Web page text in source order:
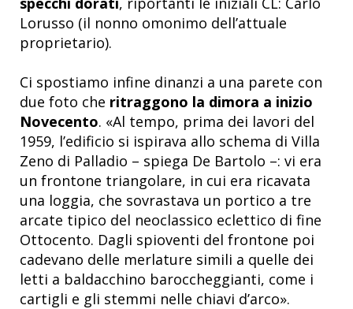
Lorusso (il nonno omonimo dell’attuale
proprietario).
Ci spostiamo infine dinanzi a una parete con
due foto che ritraggono la dimora a inizio
Novecento. «Al tempo, prima dei lavori del
1959, l’edificio si ispirava allo schema di Villa
Zeno di Palladio – spiega De Bartolo –: vi era
un frontone triangolare, in cui era ricavata
una loggia, che sovrastava un portico a tre
arcate tipico del neoclassico eclettico di fine
Ottocento. Dagli spioventi del frontone poi
cadevano delle merlature simili a quelle dei
letti a baldacchino baroccheggianti, come i
cartigli e gli stemmi nelle chiavi d’arco».